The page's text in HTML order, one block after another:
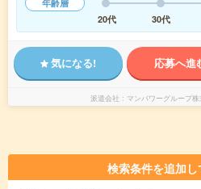
年齢層
20代
30代
気になる! 応募へ進
派遣会社 マンパワーグループ
検索条件を追加